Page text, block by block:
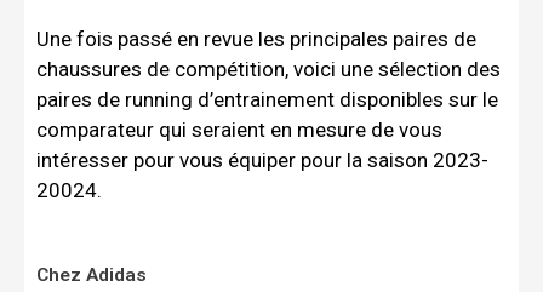
Une fois passé en revue les principales paires de
chaussures de compétition, voici une sélection des
paires de running d’entrainement disponibles sur le
comparateur qui seraient en mesure de vous
intéresser pour vous équiper pour la saison 2023-
20024.
Chez Adidas